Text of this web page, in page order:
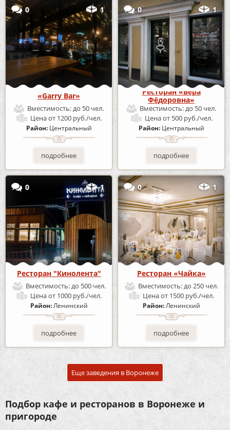
0 1
«Garry Bar»
Вместимость:до 50 чел.
Ценаот 1200 руб./чел.
Район: Центральный
подробнее
0 1
Ресторан «Вера
Фёдоровна»
Вместимость:до 50 чел.
Ценаот 500 руб./чел.
Район: Центральный
подробнее
0 1
Ресторан "Кинолента"
Вместимость:до 500 чел.
Ценаот 1000 руб./чел.
Район:Ленинский
подробнее
0 1
Ресторан «Чайка»
Вместимость:до 250 чел.
Ценаот 1500 руб./чел.
Район:Ленинский
подробнее
Еще заведения в Воронеже
Подбор кафе и ресторанов в Воронеже и
пригороде